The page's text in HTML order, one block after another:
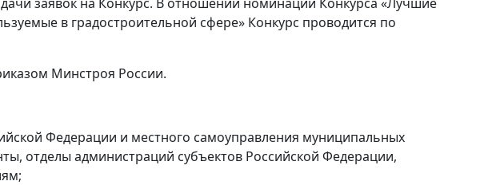
в градостроительной сфере» Конкурс проводится по
Минстроя России.
Федерации и местного самоуправления муниципальных
отделы администраций субъектов Российской Федерации,